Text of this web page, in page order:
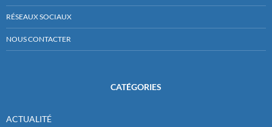
RÉSEAUX SOCIAUX
NOUS CONTACTER
CATÉGORIES
ACTUALITÉ